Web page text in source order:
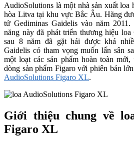
AudioSolutions là một nhà sản xuất loa
hòa Litva tại khu vực Bắc Âu. Hãng
tử Gediminas Gaidelis vào năm
năng này đã phát triển thương hiệu
sau 8 năm đã gặt hái được khá
Gaidelis có tham vọng muốn lấn sân
một loạt các sản phẩm hoàn toàn
dòng sản phẩm Figaro với phiên bản
AudioSolutions Figaro XL.
Giới thiệu chung về
Figaro XL